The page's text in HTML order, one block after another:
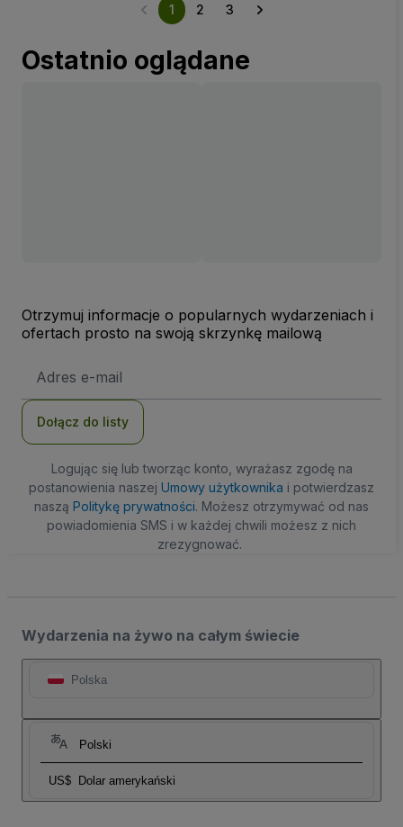
1 2 3
Ostatnio oglądane
Otrzymuj informacje o popularnych wydarzeniach i
ofertach prosto na swoją skrzynkę mailową
e-
Dołącz do listy
Logując się lub tworząc konto, wyrażasz zgodę na
postanowienia naszej Umowy użytkownika i potwierdzasz
naszą Politykę prywatności. Możesz otrzymywać od nas
powiadomienia SMS i w każdej chwili możesz z nich
zrezygnować.
Wydarzenia na żywo na całym świecie
Polska
Polski
US$ Dolar amerykański